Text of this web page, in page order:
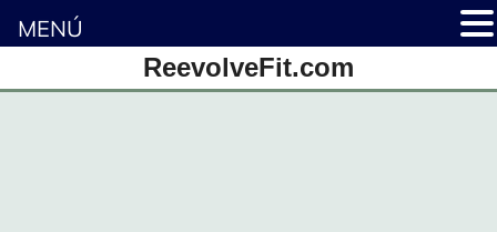
al
ReevolveFit.com
MENÚ